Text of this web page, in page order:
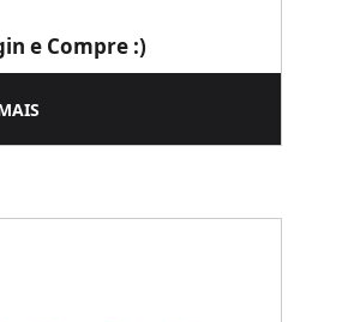
e Compre :)